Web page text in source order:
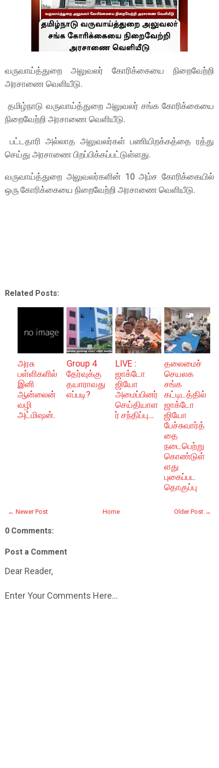
வருவாய்த்துறை அலுவலர் கோரிக்கையை நிறைவேற்றி
அரசாணை வெளியீடு.
தமிழ்நாடு வருவாய்த்துறை அலுவலர் சங்க கோரிக்கையை
நிறைவேற்றி அரசாணை வெளியீடு.
பட்டதாரி அல்லாத அலுவலர்கள் பணியிறக்கத்தை ரத்து
செய்து அரசாணை பிறப்பிக்கப்பட்டுள்ளது.
வருவாய்த்துறை அலுவலர்களின் 10 அம்ச கோரிக்கையில்
ஒரு கோரிக்கையை நிறைவேற்றி அரசாணை வெளியீடு.
Related Posts:
அரசு
பள்ளிகளில்
இனி
ஆன்லைன்
வழி
அட்மிஷன்.
Group 4
தேர்வுக்கு
தயாராவது
எப்படி?
LIVE :
ஜாக்டோ
ஜியோ
அமைப்பினர்
செய்தியாள
ர் சந்திப்பு...
தலைமைச்
செயலக
சங்க
கட்டிடத்தில்
ஜாக்டோ
ஜியோ
பேச்சுவார்த்
தை
நடைபெற்று
கொண்டுள்
ளது
புகைப்பட
தொகுப்பு
← Newer Post Older Post →
Home
0 Comments:
Post a Comment
Dear Reader,
Enter Your Comments Here...